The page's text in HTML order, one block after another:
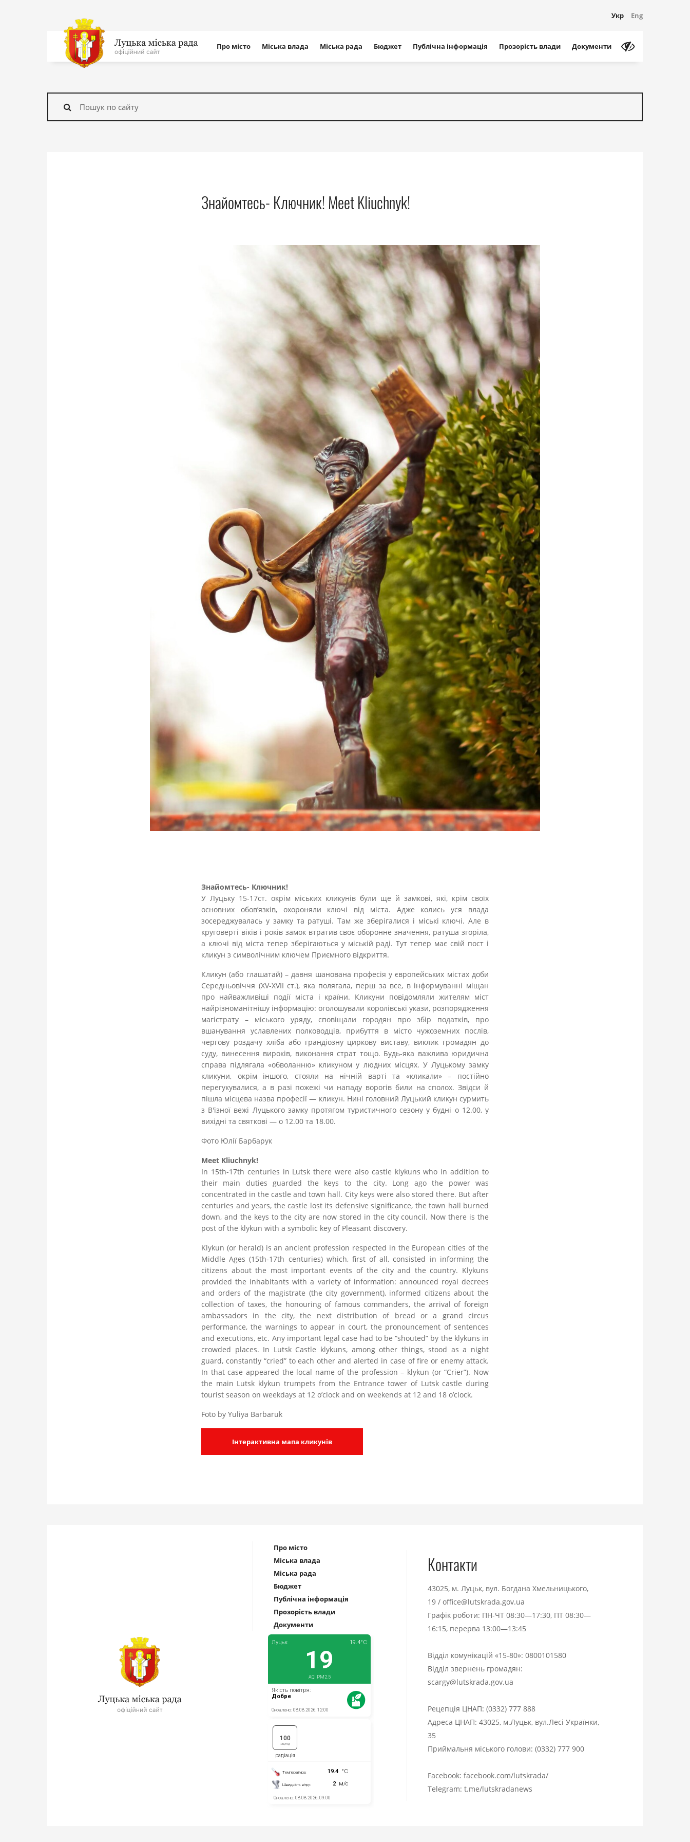
Укр Eng
На
головну
сайту
Про місто Міська влада Міська рада Бюджет Публічна інформація Прозорість влади Документи
Знайти
Знайомтесь- Ключник! Meet Kliuchnyk!
Знайомтесь- Ключник!
У Луцьку 15-17ст. окрім міських кликунів були ще й замкові, які, крім своїх
основних обов’язків, охороняли ключі від міста. Адже колись уся влада
зосереджувалась у замку та ратуші. Там же зберігалися і міські ключі. Але в
круговерті віків і років замок втратив своє оборонне значення, ратуша згоріла,
а ключі від міста тепер зберігаються у міській раді. Тут тепер має свій пост і
кликун з символічним ключем Приємного відкриття.
Кликун (або глашатай) – давня шанована професія у європейських містах доби
Середньовіччя (XV-XVIІ ст.), яка полягала, перш за все, в інформуванні міщан
про найважливіші події міста і країни. Кликуни повідомляли жителям міст
найрізноманітнішу інформацію: оголошували королівські укази, розпорядження
магістрату – міського уряду, сповіщали городян про збір податків, про
вшанування уславлених полководців, прибуття в місто чужоземних послів,
чергову роздачу хліба або грандіозну циркову виставу, виклик громадян до
суду, винесення вироків, виконання страт тощо. Будь-яка важлива юридична
справа підлягала «обволанню» кликуном у людних місцях. У Луцькому замку
кликуни, окрім іншого, стояли на нічній варті та «кликали» – постійно
перегукувалися, а в разі пожежі чи нападу ворогів били на сполох. Звідси й
пішла місцева назва професії — кликун. Нині головний Луцький кликун сурмить
з В'їзної вежі Луцького замку протягом туристичного сезону у будні о 12.00, у
вихідні та святкові — о 12.00 та 18.00.
Фото Юлії Барбарук
Meet Kliuchnyk!
In 15th-17th centuries in Lutsk there were also castle klykuns who in addition to
their main duties guarded the keys to the city. Long ago the power was
concentrated in the castle and town hall. City keys were also stored there. But after
centuries and years, the castle lost its defensive significance, the town hall burned
down, and the keys to the city are now stored in the city council. Now there is the
post of the klykun with a symbolic key of Pleasant discovery.
Klykun (or herald) is an ancient profession respected in the European cities of the
Middle Ages (15th-17th centuries) which, first of all, consisted in informing the
citizens about the most important events of the city and the country. Klykuns
provided the inhabitants with a variety of information: announced royal decrees
and orders of the magistrate (the city government), informed citizens about the
collection of taxes, the honouring of famous commanders, the arrival of foreign
ambassadors in the city, the next distribution of bread or a grand circus
performance, the warnings to appear in court, the pronouncement of sentences
and executions, etc. Any important legal case had to be “shouted” by the klykuns in
crowded places. In Lutsk Castle klykuns, among other things, stood as a night
guard, constantly “cried” to each other and alerted in case of fire or enemy attack.
In that case appeared the local name of the profession – klykun (or “Crier”). Now
the main Lutsk klykun trumpets from the Entrance tower of Lutsk castle during
tourist season on weekdays at 12 o’clock and on weekends at 12 and 18 o’clock.
Foto by Yuliya Barbaruk
Інтерактивна мапа кликунів
Про місто
Міська влада
Міська рада
Бюджет
Публічна інформація
Прозорість влади
Документи
Контакти
43025, м. Луцьк, вул. Богдана Хмельницького,
19 / office@lutskrada.gov.ua
Графік роботи: ПН-ЧТ 08:30—17:30, ПТ 08:30—
16:15, перерва 13:00—13:45
Відділ комунікацій «15-80»: 0800101580
Відділ звернень громадян:
scargy@lutskrada.gov.ua
Рецепція ЦНАП: (0332) 777 888
Адреса ЦНАП: 43025, м.Луцьк, вул.Лесі Українки,
35
Приймальня міського голови: (0332) 777 900
Facebook: facebook.com/lutskrada/
Telegram: t.me/lutskradanews